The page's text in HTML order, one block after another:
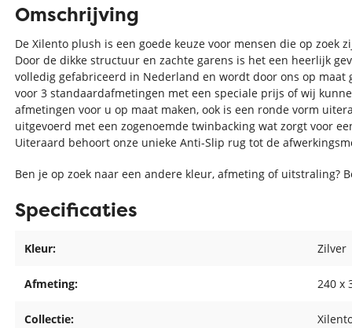
Omschrijving
De Xilento plush is een goede keuze voor mensen die op zoek
Door de dikke structuur en zachte garens is het een heerlijk
volledig gefabriceerd in Nederland en wordt door ons op maat
voor 3 standaardafmetingen met een speciale prijs of wij
afmetingen voor u op maat maken, ook is een ronde vorm
uitgevoerd met een zogenoemde twinbacking wat zorgt voor
Uiteraard behoort onze unieke Anti-Slip rug tot de
Ben je op zoek naar een andere kleur, afmeting of uitstraling?
Specificaties
Kleur: Zilver
Afmeting: 240 x
Collectie: